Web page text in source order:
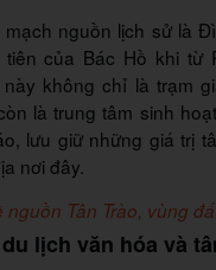
nguồn lịch sử là
của Bác Hồ khi từ
không chỉ là trạm
là trung tâm sinh
lưu giữ những giá trị
nơi đây.
nguồn Tân Trào, vùng
lịch văn hóa và